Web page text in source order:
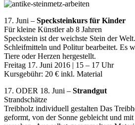
17. Juni – Specksteinkurs für Kinder
Für kleine Künstler ab 8 Jahren
Speckstein ist der weichste Stein der
Schleifmitteln und Politur bearbeitet. Es
Tiere oder Herzen hergestellt.
Freitag 17. Juni 2016 | 15 – 17 Uhr
Kursgebühr: 20 € inkl. Material
17. ODER 18. Juni – Strandgut
Strandschätze
Treibholz individuell gestalten Das
geformt, von der Sonne gebleicht und mit